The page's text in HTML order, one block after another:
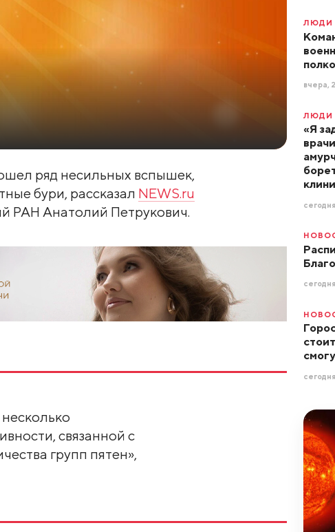
ряд несильных вспышек,
бури, рассказал NEWS.ru
РАН Анатолий Петрукович.
связанной с
групп пятен»,
ЛЮДИ
вчера,
ЛЮДИ
«Я